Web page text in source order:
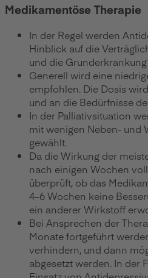
Medikamentöse Therapie
In der Regel werden
Hinblick auf die
und die
Generell wird eine
empfohlen. Die Dosis
und an die Bedürfnisse
In der Palliativsituation
mit wenigen Neben- und
gewählt.
Da die Wirkung der
nach einigen Wochen
überprüft, ob das
4–6 Wochen keine
ein anderer Wirkstoff
Bei Ansprechen der
Monate fortgeführt
verhindern, und dann
abgesetzt werden. In der